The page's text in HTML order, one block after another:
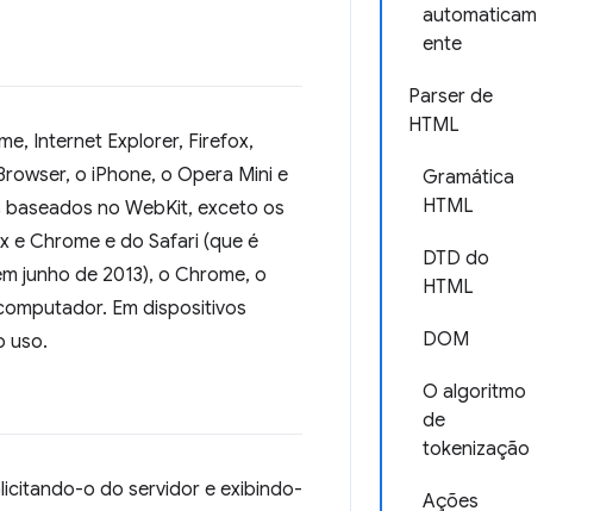
automaticam
ente
Parser de
HTML
Gramática
HTML
DTD do
HTML
DOM
O algoritmo
de
tokenização
Ações
Internet Explorer, Firefox,
o iPhone, o Opera Mini e
no WebKit, exceto os
Chrome e do Safari (que é
junho de 2013), o Chrome, o
Em dispositivos
uso.
o do servidor e exibindo-